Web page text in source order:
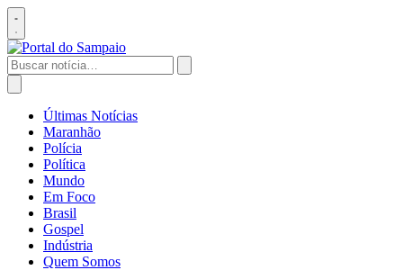
Pular
para
o
conteúdo
Abrir
menu
Buscar
por:
Abrir
buscaÚltimas Notícias
Maranhão
Polícia
Política
Mundo
Em Foco
Brasil
Gospel
Indústria
Quem Somos